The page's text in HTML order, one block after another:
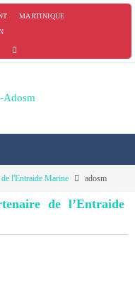
MARTINIQUE
l'Entraide Marine adosm
de l’Entraide